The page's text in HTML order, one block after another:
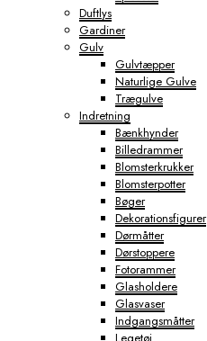
Duftlys
Gardiner
Gulv
Gulvtæpper
Naturlige Gulve
Trægulve
Indretning
Bænkhynder
Billedrammer
Blomsterkrukker
Blomsterpotter
Bøger
Dekorationsfigurer
Dørmåtter
Dørstoppere
Fotorammer
Glasholdere
Glasvaser
Indgangsmåtter